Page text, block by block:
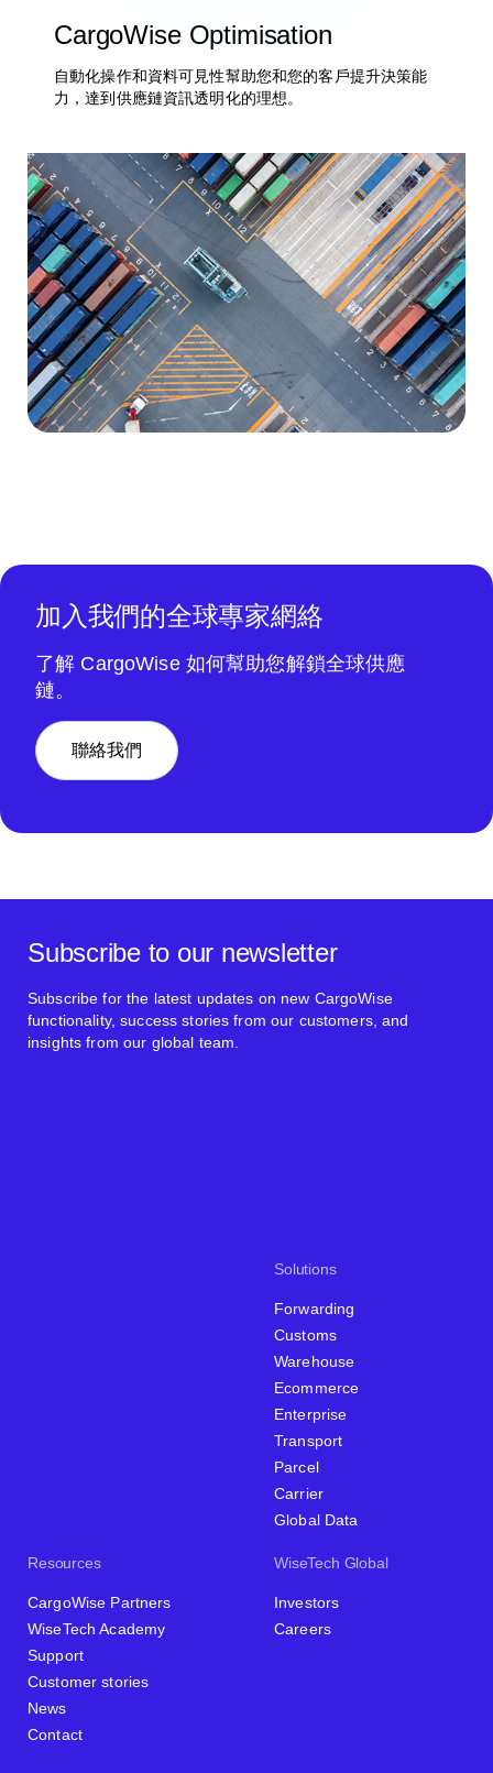
CargoWise Optimisation
自動化操作和資料可見性幫助您和您的客戶提升決策能
力，達到供應鏈資訊透明化的理想。
加入我們的全球專家網絡
了解 CargoWise 如何幫助您解鎖全球供應
鏈。
聯絡我們
Solutions
Forwarding
Customs
Warehouse
Ecommerce
Enterprise
Transport
Parcel
Carrier
Global Data
Resources
CargoWise Partners
WiseTech Academy
Support
Customer stories
News
Contact
WiseTech Global
Investors
Careers
Subscribe to our newsletter
Subscribe for the latest updates on new CargoWise
functionality, success stories from our customers, and
insights from our global team.